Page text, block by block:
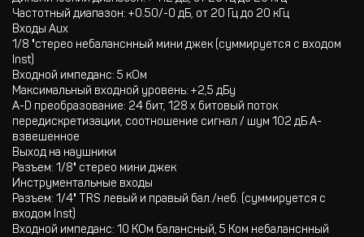
Частотный диапазон: +0.50/-0 дБ, от 20 Гц до 20 кГц
Входы Aux
1/8 "стерео небаланснный мини джек (суммируется с входом
Inst)
Входной импеданс: 5 кОм
Максимальный входной уровень: +2,5 дБу
A-D преобразование: 24 бит, 128 x битовый поток
передискретизации, соотношение сигнал / шум 102 дБ A-
взвешенное
Выход на наушники
Разъем: 1/8" стерео мини джек
Инструментальные входы
Разъем: 1/4" TRS левый и правый бал./неб. (суммируется с
входом Inst)
Входной импеданс: 10 КОм балансный, 5 Ком небаланснный